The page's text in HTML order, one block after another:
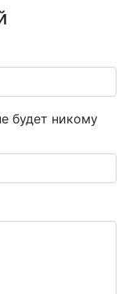
будет никому